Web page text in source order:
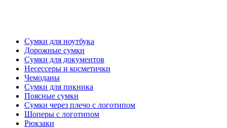
Сумки для ноутбука
Дорожные сумки
Сумки для документов
Несессеры и косметички
Чемоданы
Сумки для пикника
Поясные сумки
Сумки через плечо с логотипом
Шоперы с логотипом
Рюкзаки